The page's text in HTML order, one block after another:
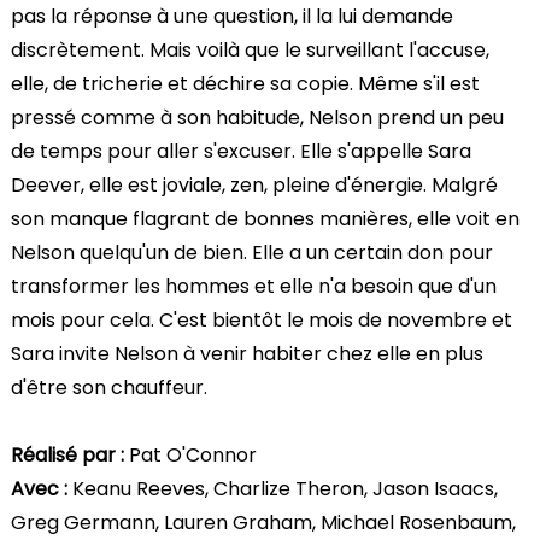
pas la réponse à une question, il la lui demande
discrètement. Mais voilà que le surveillant l'accuse,
elle, de tricherie et déchire sa copie. Même s'il est
pressé comme à son habitude, Nelson prend un peu
de temps pour aller s'excuser. Elle s'appelle Sara
Deever, elle est joviale, zen, pleine d'énergie. Malgré
son manque flagrant de bonnes manières, elle voit en
Nelson quelqu'un de bien. Elle a un certain don pour
transformer les hommes et elle n'a besoin que d'un
mois pour cela. C'est bientôt le mois de novembre et
Sara invite Nelson à venir habiter chez elle en plus
d'être son chauffeur.
Réalisé par : Pat O'Connor
Avec : Keanu Reeves, Charlize Theron, Jason Isaacs,
Greg Germann, Lauren Graham, Michael Rosenbaum,